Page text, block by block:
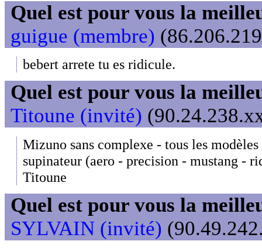
Quel est pour vous la
guigue (membre)
bebert arrete tu es ridicule.
Quel est pour vous la
Titoune (invité)
Mizuno sans complexe - tous les
supinateur (aero - precision - mustang -
Titoune
Quel est pour vous la
SYLVAIN (invité)